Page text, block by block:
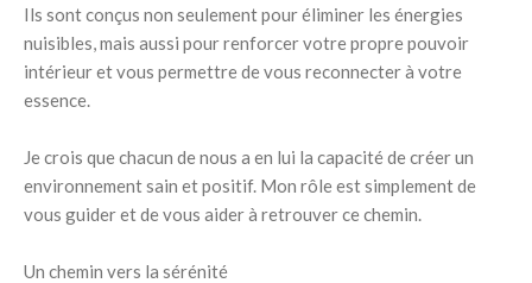
Ils sont conçus non seulement pour éliminer les énergies
nuisibles, mais aussi pour renforcer votre propre pouvoir
intérieur et vous permettre de vous reconnecter à votre
essence.
Je crois que chacun de nous a en lui la capacité de créer un
environnement sain et positif. Mon rôle est simplement de
vous guider et de vous aider à retrouver ce chemin.
Un chemin vers la sérénité